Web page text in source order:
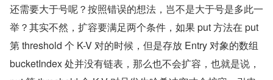
还需要大于号呢？按照错误的想法，岂不是大于号是多此一
举？其实不然，扩容要满足两个条件，如果 put 方法在 put
第 threshold 个 K-V 对的时候，但是存放 Entry 对象的数组
bucketIndex 处并没有链表，那么也不会扩容，也就是说，